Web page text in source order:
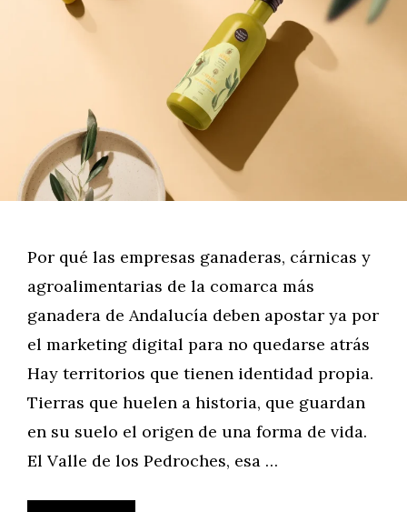
Por qué las empresas ganaderas, cárnicas y
agroalimentarias de la comarca más
ganadera de Andalucía deben apostar ya por
el marketing digital para no quedarse atrás
Hay territorios que tienen identidad propia.
Tierras que huelen a historia, que guardan
en su suelo el origen de una forma de vida.
El Valle de los Pedroches, esa …